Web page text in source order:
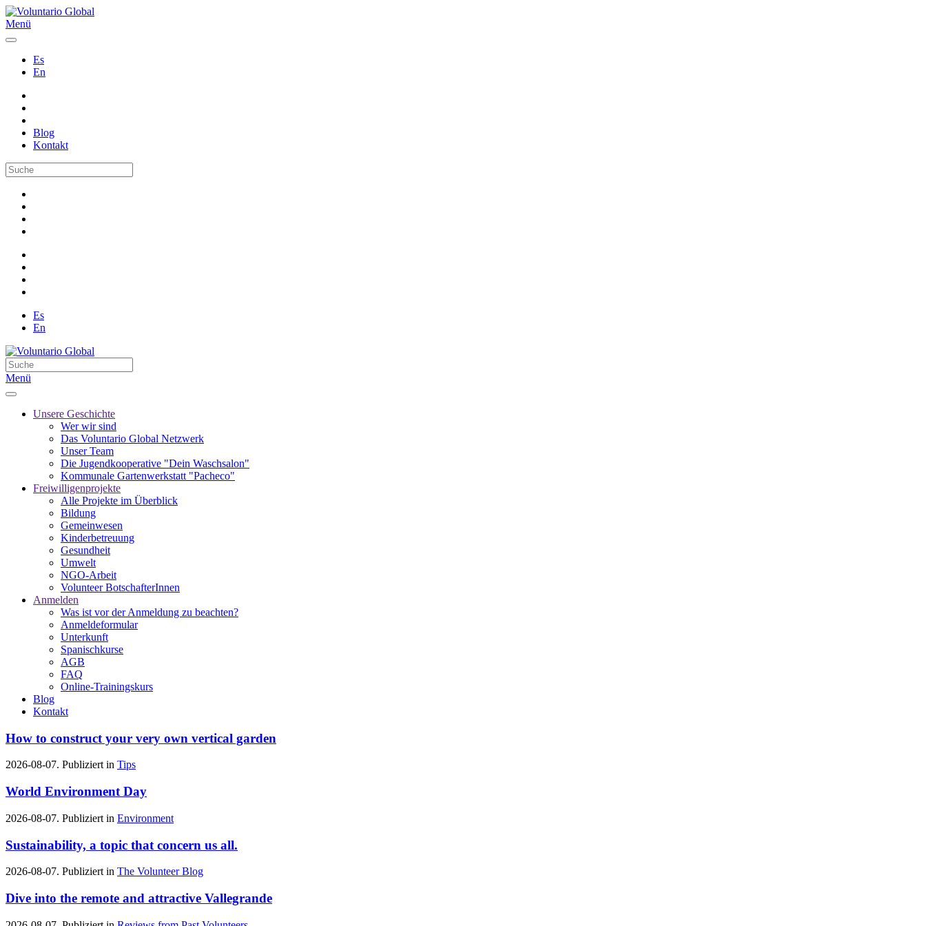
Menü
Es
En
Blog
Kontakt
Es
En
Menü
Unsere Geschichte
Wer wir sind
Das Voluntario Global Netzwerk
Unser Team
Die Jugendkooperative "Dein Waschsalon"
Kommunale Gartenwerkstatt "Pacheco"
Freiwilligenprojekte
Alle Projekte im Überblick
Bildung
Gemeinwesen
Kinderbetreuung
Gesundheit
Umwelt
NGO-Arbeit
Volunteer BotschafterInnen
Anmelden
Was ist vor der Anmeldung zu beachten?
Anmeldeformular
Unterkunft
Spanischkurse
AGB
FAQ
Online-Trainingskurs
Blog
Kontakt
How to construct your very own vertical garden
2026-08-07. Publiziert in Tips
World Environment Day
2026-08-07. Publiziert in Environment
Sustainability, a topic that concern us all.
2026-08-07. Publiziert in The Volunteer Blog
Dive into the remote and attractive Vallegrande